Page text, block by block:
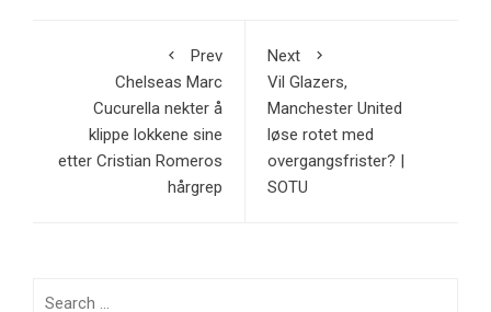
Prev
Chelseas Marc
Cucurella nekter å
klippe lokkene sine
etter Cristian Romeros
hårgrep
Next
Vil Glazers,
Manchester United
løse rotet med
overgangsfrister? |
SOTU